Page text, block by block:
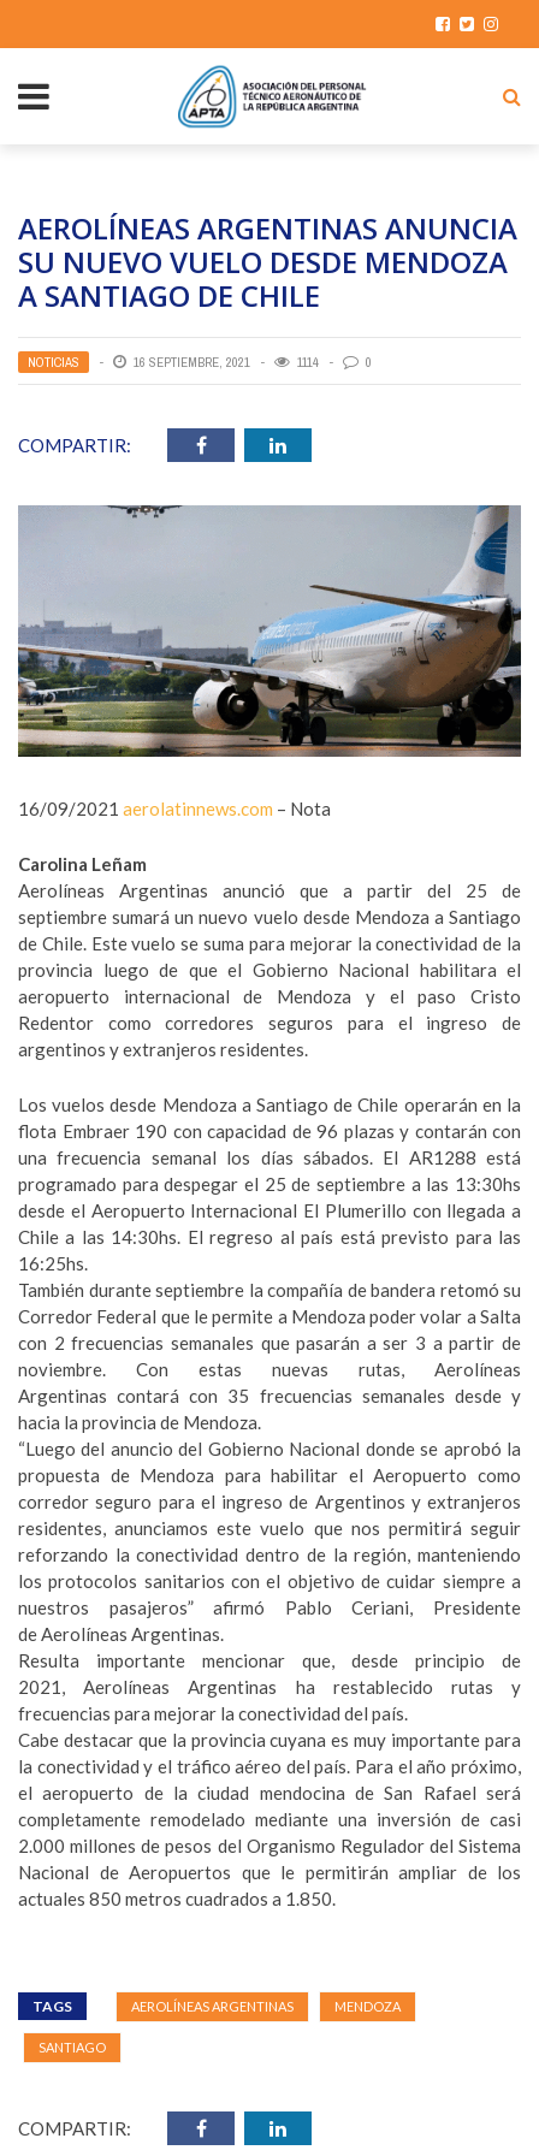
AEROLÍNEAS ARGENTINAS ANUNCIA
SU NUEVO VUELO DESDE MENDOZA
A SANTIAGO DE CHILE
NOTICIAS 16 SEPTIEMBRE, 2021 1114 0
COMPARTIR:
16/09/2021 aerolatinnews.com – Nota
Carolina Leñam
Aerolíneas Argentinas anunció que a partir del 25 de
septiembre sumará un nuevo vuelo desde Mendoza a Santiago
de Chile. Este vuelo se suma para mejorar la conectividad de la
provincia luego de que el Gobierno Nacional habilitara el
aeropuerto internacional de Mendoza y el paso Cristo
Redentor como corredores seguros para el ingreso de
argentinos y extranjeros residentes.
Los vuelos desde Mendoza a Santiago de Chile operarán en la
flota Embraer 190 con capacidad de 96 plazas y contarán con
una frecuencia semanal los días sábados. El AR1288 está
programado para despegar el 25 de septiembre a las 13:30hs
desde el Aeropuerto Internacional El Plumerillo con llegada a
Chile a las 14:30hs. El regreso al país está previsto para las
16:25hs.
También durante septiembre la compañía de bandera retomó su
Corredor Federal que le permite a Mendoza poder volar a Salta
con 2 frecuencias semanales que pasarán a ser 3 a partir de
noviembre. Con estas nuevas rutas, Aerolíneas
Argentinas contará con 35 frecuencias semanales desde y
hacia la provincia de Mendoza.
“Luego del anuncio del Gobierno Nacional donde se aprobó la
propuesta de Mendoza para habilitar el Aeropuerto como
corredor seguro para el ingreso de Argentinos y extranjeros
residentes, anunciamos este vuelo que nos permitirá seguir
reforzando la conectividad dentro de la región, manteniendo
los protocolos sanitarios con el objetivo de cuidar siempre a
nuestros pasajeros” afirmó Pablo Ceriani, Presidente
de Aerolíneas Argentinas.
Resulta importante mencionar que, desde principio de
2021, Aerolíneas Argentinas ha restablecido rutas y
frecuencias para mejorar la conectividad del país.
Cabe destacar que la provincia cuyana es muy importante para
la conectividad y el tráfico aéreo del país. Para el año próximo,
el aeropuerto de la ciudad mendocina de San Rafael será
completamente remodelado mediante una inversión de casi
2.000 millones de pesos del Organismo Regulador del Sistema
Nacional de Aeropuertos que le permitirán ampliar de los
actuales 850 metros cuadrados a 1.850.
TAGS AEROLÍNEAS ARGENTINAS MENDOZA
SANTIAGO
COMPARTIR: